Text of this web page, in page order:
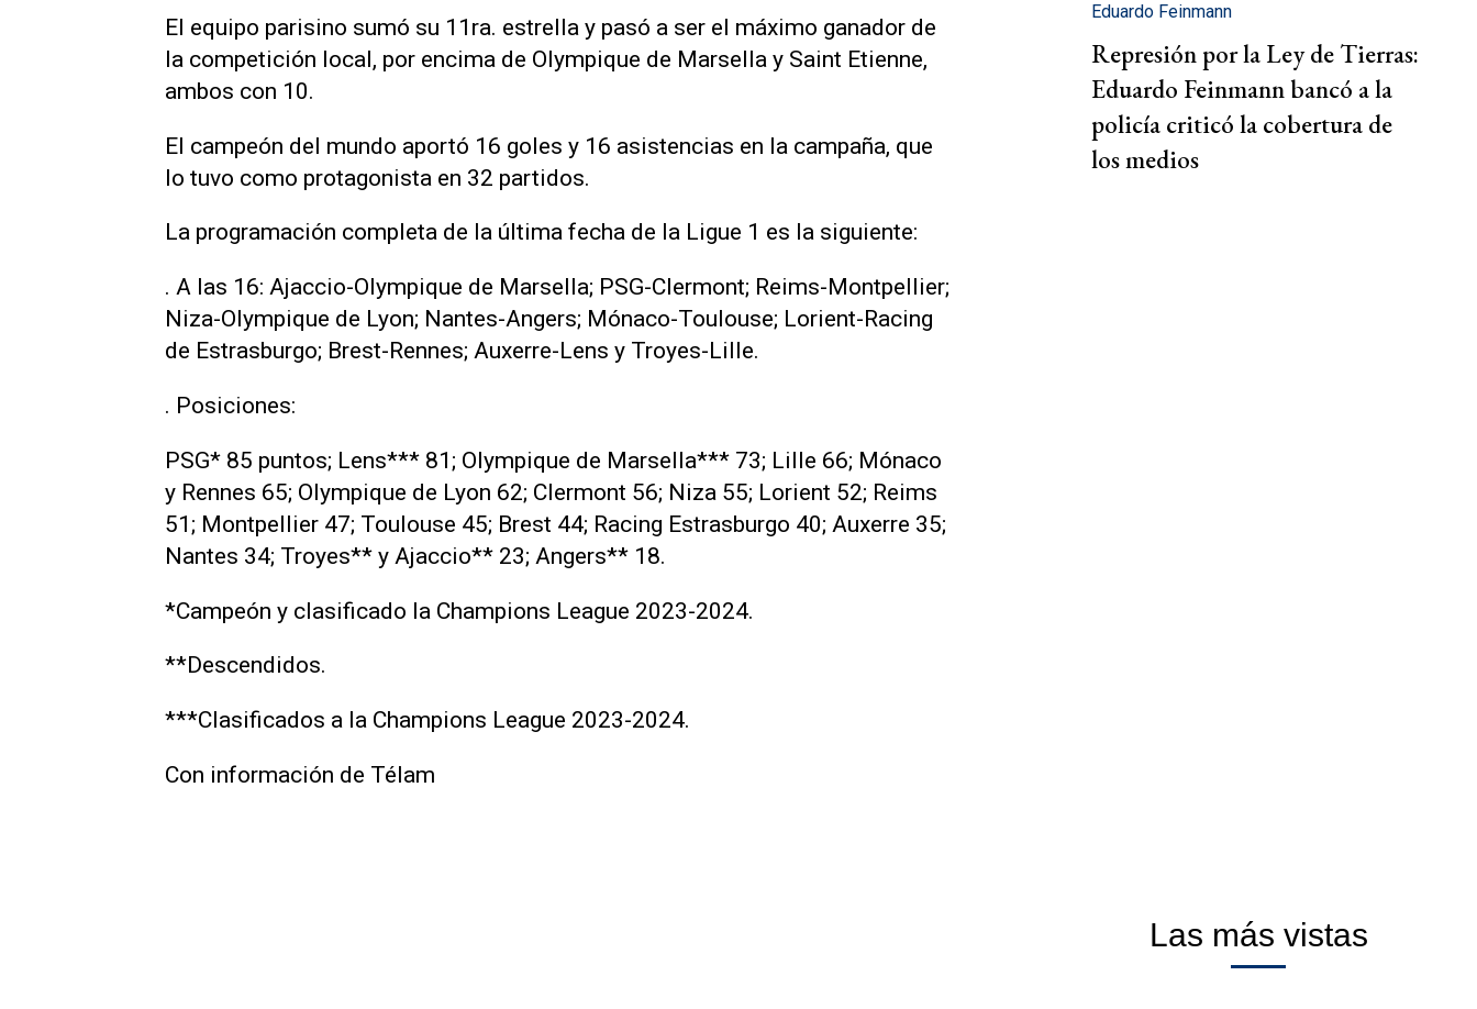
El equipo parisino sumó su 11ra. estrella y pasó a ser el máximo ganador de
la competición local, por encima de Olympique de Marsella y Saint Etienne,
ambos con 10.
El campeón del mundo aportó 16 goles y 16 asistencias en la campaña, que
lo tuvo como protagonista en 32 partidos.
La programación completa de la última fecha de la Ligue 1 es la siguiente:
. A las 16: Ajaccio-Olympique de Marsella; PSG-Clermont; Reims-Montpellier;
Niza-Olympique de Lyon; Nantes-Angers; Mónaco-Toulouse; Lorient-Racing
de Estrasburgo; Brest-Rennes; Auxerre-Lens y Troyes-Lille.
. Posiciones:
PSG* 85 puntos; Lens*** 81; Olympique de Marsella*** 73; Lille 66; Mónaco
y Rennes 65; Olympique de Lyon 62; Clermont 56; Niza 55; Lorient 52; Reims
51; Montpellier 47; Toulouse 45; Brest 44; Racing Estrasburgo 40; Auxerre 35;
Nantes 34; Troyes** y Ajaccio** 23; Angers** 18.
*Campeón y clasificado la Champions League 2023-2024.
**Descendidos.
***Clasificados a la Champions League 2023-2024.
Con información de Télam
Eduardo Feinmann
Represión por la Ley de Tierras:
Eduardo Feinmann bancó a la
policía criticó la cobertura de
los medios
Las más vistas